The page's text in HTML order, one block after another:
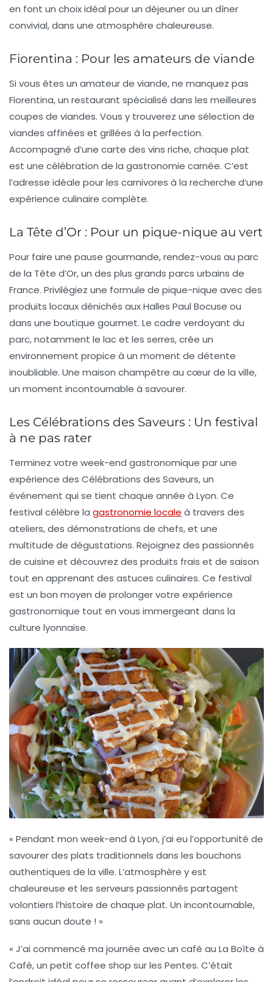
en font un choix idéal pour un déjeuner ou un dîner
convivial, dans une atmosphère chaleureuse.
Fiorentina : Pour les amateurs de viande
Si vous êtes un amateur de viande, ne manquez pas
Fiorentina, un restaurant spécialisé dans les meilleures
coupes de viandes. Vous y trouverez une sélection de
viandes affinées et grillées à la perfection.
Accompagné d’une carte des vins riche, chaque plat
est une célébration de la gastronomie carnée. C’est
l’adresse idéale pour les carnivores à la recherche d’une
expérience culinaire complète.
La Tête d’Or : Pour un pique-nique au vert
Pour faire une pause gourmande, rendez-vous au parc
de la Tête d’Or, un des plus grands parcs urbains de
France. Privilégiez une formule de pique-nique avec des
produits locaux dénichés aux Halles Paul Bocuse ou
dans une boutique gourmet. Le cadre verdoyant du
parc, notamment le lac et les serres, crée un
environnement propice à un moment de détente
inoubliable. Une maison champêtre au cœur de la ville,
un moment incontournable à savourer.
Les Célébrations des Saveurs : Un festival
à ne pas rater
Terminez votre week-end gastronomique par une
expérience des Célébrations des Saveurs, un
événement qui se tient chaque année à Lyon. Ce
festival célèbre la gastronomie locale à travers des
ateliers, des démonstrations de chefs, et une
multitude de dégustations. Rejoignez des passionnés
de cuisine et découvrez des produits frais et de saison
tout en apprenant des astuces culinaires. Ce festival
est un bon moyen de prolonger votre expérience
gastronomique tout en vous immergeant dans la
culture lyonnaise.
« Pendant mon week-end à Lyon, j’ai eu l’opportunité de
savourer des plats traditionnels dans les bouchons
authentiques de la ville. L’atmosphère y est
chaleureuse et les serveurs passionnés partagent
volontiers l’histoire de chaque plat. Un incontournable,
sans aucun doute ! »
« J’ai commencé ma journée avec un café au La Boîte à
Café, un petit coffee shop sur les Pentes. C’était